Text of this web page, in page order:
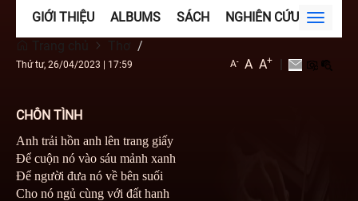
Trang chủ
Thứ tư, 26/04/2023 17:59 A- A A+ |
CHÔN TÌNH
Anh trải hồn anh lên trang giấy
Để cuộn nó vào sáu mảnh xanh
Để người đưa nó về bên suối
Cho nó ngủ cùng với đất hanh
GIỚI THIỆU ALBUMS SÁCH NGHIÊN CỨU VIDEO
Toggle